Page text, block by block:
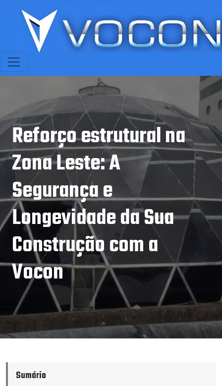
Reforço estrutural na
Zona Leste: A
Segurança e
Longevidade da Sua
Construção com a
Vocon
Sumário